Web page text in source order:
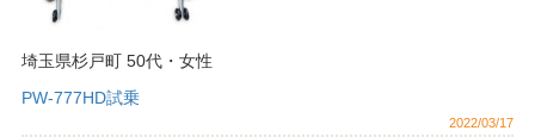
埼玉県杉戸町 50代・ 女性
PW-777HD試乗
2022/03/17